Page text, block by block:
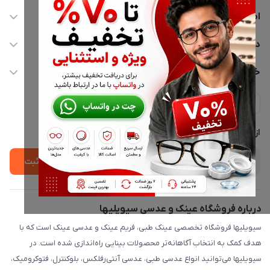
اطلاعات تماس
02177116909
info@civiliha.com
ارسال فوری در تهران + ارسال به سراسر کشور
دسترسی سریع
حساب کاربری
مجله فروشگاه
لیست محصولات
درباره ما
خدمات مشتریان
حریم خصوصی
پشتیبانی واتساپ 09397003162
از جدید‌ترین تخفیف‌ها با‌ خبر شوید
ثبت
درباره فروشگاه عینک و عدسی سیویلیها
سیویلیها فروشگاه تخصصی عینک طبی، فریم عینک و عدسی عینک است که با
هدف کمک به انتخاب آگاهانه‌تر محصولات بینایی راه‌اندازی شده است. در
سیویلیها می‌توانید انواع عدسی طبی، عدسی آنتی‌رفلکس، بلوکنترل، فتوکرومیک،